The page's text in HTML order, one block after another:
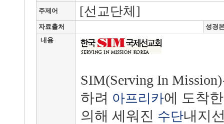
주제어 [선교단체]
자료출처
성경
내용
SIM(Serving In
하려 아프리카에 도착
의해 세워진 수단내지